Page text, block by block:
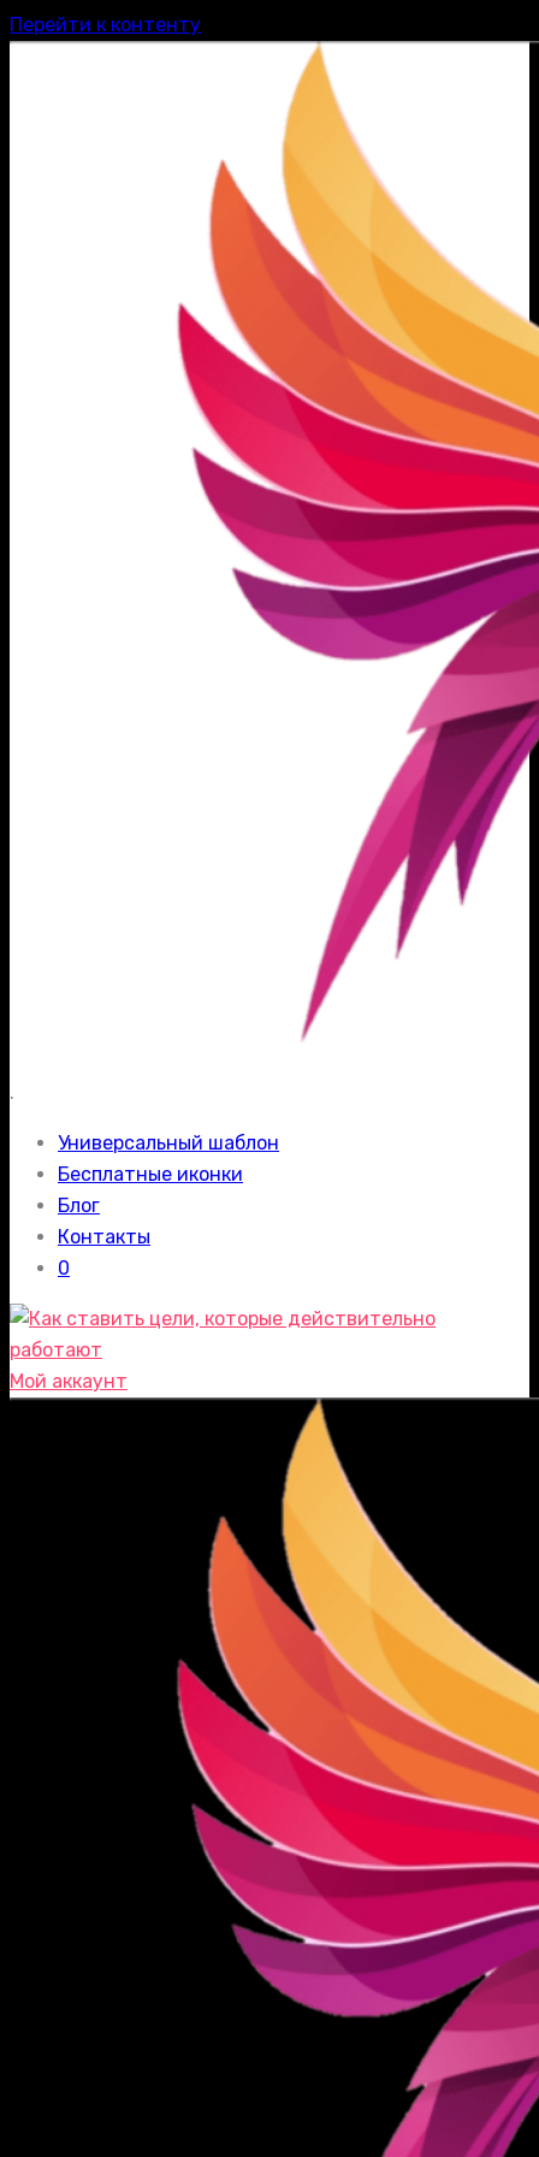
Перейти к контенту
.
Универсальный шаблон
Бесплатные иконки
Блог
Контакты
0
Мой аккаунт